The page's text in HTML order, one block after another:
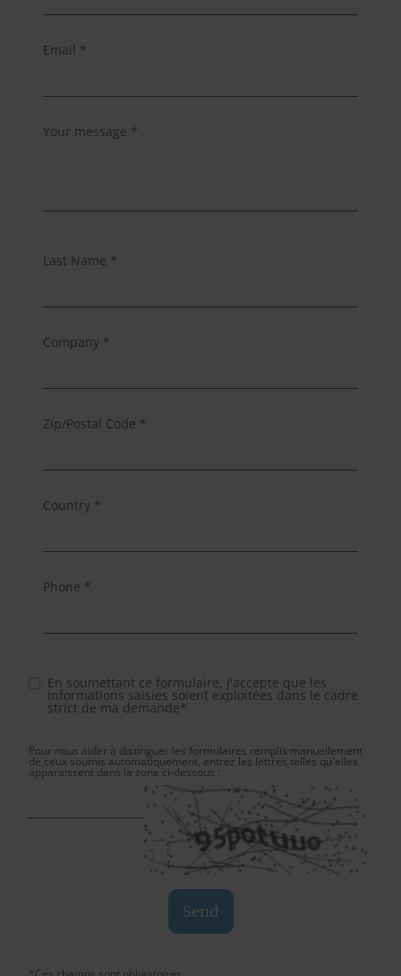
Metron Europe
Email *
Your message *
Last Name *
Company *
Zip/Postal Code *
Country *
Phone *
En soumettant ce formulaire, j'accepte que les
informations saisies soient exploitées dans le cadre
strict de ma demande*
Pour nous aider à distinguer les formulaires remplis manuellement
de ceux soumis automatiquement, entrez les lettres telles qu'elles
apparaissent dans la zone ci-dessous :